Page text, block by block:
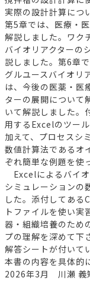
実際の設計計算につ
第5章では、医療・
解説しました。ワク
バイオリアクターの
説しました。第6章
グルユースバイオリ
は、今後の医薬・医
ターの展開について
いて解説しました。
用するExcelのツー
加えて、プロセスシ
数値計算法であるオ
ぞれ簡単な例題を使
Excelによるバイ
シミュレーションの
した。添付してある
トファイルを使い実
器・組織培養のため
プの理解を深めて下
解答シートが付いて
本書の内容を具体的
2026年3月 川瀬 義